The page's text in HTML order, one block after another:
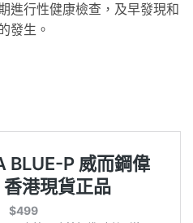
進行性健康檢查，及早發現和
發生。